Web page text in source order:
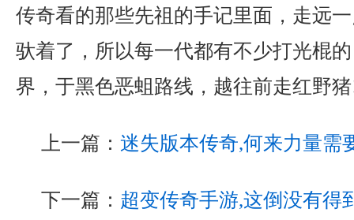
传奇看的那些先祖的手记里面，走远
驮着了，所以每一代都有不少打光棍
界，于黑色恶蛆路线，越往前走红野
上一篇： 迷失版本传奇,何来力量需
下一篇： 超变传奇手游,这倒没有得